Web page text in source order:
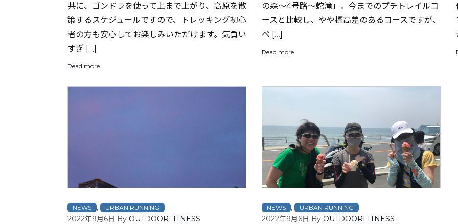
共に、ゴンドラを使って上まで上がり、高原を散
策するスケジュールですので、トレッキング初心
者の方も安心してお楽しみいただけます。気負い
すぎ […]
Read more
の森～4号路～蛇滝」。今までのプチトレイルコ
ースと比較し、やや標高差のあるコースですが、
ペ […]
Read more
NEWS , URBAN RUNNING
2022年9月6日 By OUTDOORFITNESS
NEWS , URBAN RUNNING
2022年9月6日 By OUTDOORFITNESS